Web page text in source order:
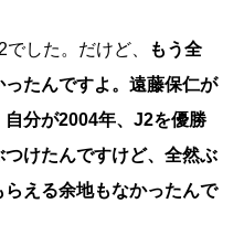
した。だけど、
もう全
たんですよ。遠藤保仁が
分が2004年、J2を優勝
けたんですけど、全然ぶ
える余地もなかったんで